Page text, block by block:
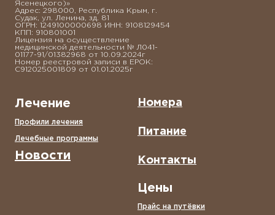
Ясенецкого)»
Адрес: 298000, Республика Крым, г.
Судак, ул. Ленина, зд. 81
ОГРН: 1249100000698 ИНН: 9108129454
КПП: 910801001
Лицензия на осуществление
медицинской деятельности № Л041-
01177-91/01382968 от 10.09.2024г
Номер реестровой записи в ЕРОК:
С912025001809 от 01.01.2025г
Лечение
Профили лечения
Лечебные программы
Новости
Номера
Питание
Контакты
Цены
Прайс на путёвки